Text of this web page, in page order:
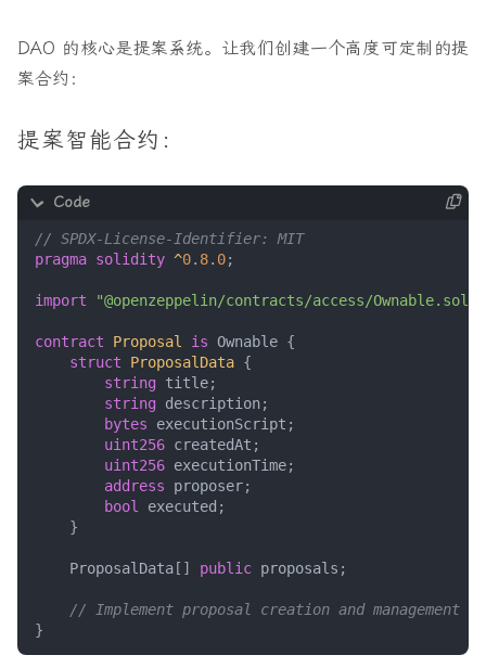
DAO 的核心是提案系统。让我们创建一个高度可定制的提
案合约：
提案智能合约：
pragma solidity ^0. 8. 0;
import "@openzeppelin/contracts/access/Ownable.sol"
contract Proposal is Ownable {
struct
ProposalData {
string
title;
string
description;
bytes
executionScript ;
uint256 createdAt ;
uint256 executionTime;
address
proposer;
bool
executed ;
}
ProposalData [] public proposals ;
}